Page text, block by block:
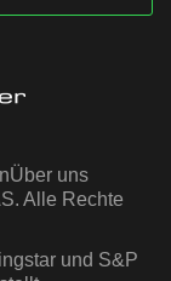
Über uns
Alle Rechte
und S&P